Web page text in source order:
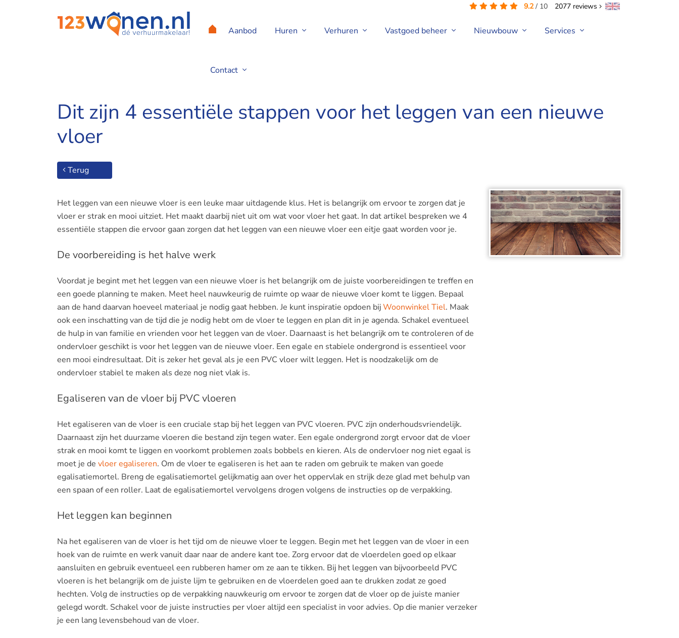
9.2/ 10 2077 reviews
Aanbod Huren Verhuren Vastgoed beheer Nieuwbouw Services
Contact
Dit zijn 4 essentiële stappen voor het leggen van een nieuwe vloer
Dit zijn 4 essentiële stappen voor het leggen van een nieuwe
vloer
Terug
Het leggen van een nieuwe vloer is een leuke maar uitdagende klus. Het is belangrijk om ervoor te zorgen dat je
vloer er strak en mooi uitziet. Het maakt daarbij niet uit om wat voor vloer het gaat. In dat artikel bespreken we 4
essentiële stappen die ervoor gaan zorgen dat het leggen van een nieuwe vloer een eitje gaat worden voor je.
De voorbereiding is het halve werk
Voordat je begint met het leggen van een nieuwe vloer is het belangrijk om de juiste voorbereidingen te treffen en
een goede planning te maken. Meet heel nauwkeurig de ruimte op waar de nieuwe vloer komt te liggen. Bepaal
aan de hand daarvan hoeveel materiaal je nodig gaat hebben. Je kunt inspiratie opdoen bijWoonwinkel Tiel. Maak
ook een inschatting van de tijd die je nodig hebt om de vloer te leggen en plan dit in je agenda. Schakel eventueel
de hulp in van familie en vrienden voor het leggen van de vloer. Daarnaast is het belangrijk om te controleren of de
ondervloer geschikt is voor het leggen van de nieuwe vloer. Een egale en stabiele ondergrond is essentieel voor
een mooi eindresultaat. Dit is zeker het geval als je een PVC vloer wilt leggen. Het is noodzakelijk om de
ondervloer stabiel te maken als deze nog niet vlak is.
Egaliseren van de vloer bij PVC vloeren
Het egaliseren van de vloer is een cruciale stap bij het leggen van PVC vloeren. PVC zijn onderhoudsvriendelijk.
Daarnaast zijn het duurzame vloeren die bestand zijn tegen water. Een egale ondergrond zorgt ervoor dat de vloer
strak en mooi komt te liggen en voorkomt problemen zoals bobbels en kieren. Als de ondervloer nog niet egaal is
moet je de vloer egaliseren. Om de vloer te egaliseren is het aan te raden om gebruik te maken van goede
egalisatiemortel. Breng de egalisatiemortel gelijkmatig aan over het oppervlak en strijk deze glad met behulp van
een spaan of een roller. Laat de egalisatiemortel vervolgens drogen volgens de instructies op de verpakking.
Het leggen kan beginnen
Na het egaliseren van de vloer is het tijd om de nieuwe vloer te leggen. Begin met het leggen van de vloer in een
hoek van de ruimte en werk vanuit daar naar de andere kant toe. Zorg ervoor dat de vloerdelen goed op elkaar
aansluiten en gebruik eventueel een rubberen hamer om ze aan te tikken. Bij het leggen van bijvoorbeeld PVC
vloeren is het belangrijk om de juiste lijm te gebruiken en de vloerdelen goed aan te drukken zodat ze goed
hechten. Volg de instructies op de verpakking nauwkeurig om ervoor te zorgen dat de vloer op de juiste manier
gelegd wordt. Schakel voor de juiste instructies per vloer altijd een specialist in voor advies. Op die manier verzeker
je een lang levensbehoud van de vloer.